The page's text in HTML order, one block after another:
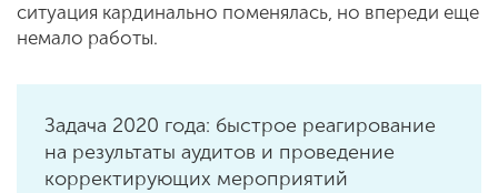
ситуация кардинально поменялась, но впереди еще
немало работы.
Задача 2020 года: быстрое реагирование
на результаты аудитов и проведение
корректирующих мероприятий